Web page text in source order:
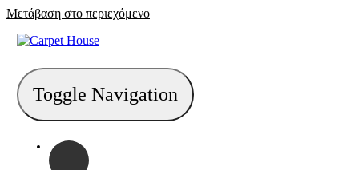
Μετάβαση στο περιεχόμενο
Toggle Navigation